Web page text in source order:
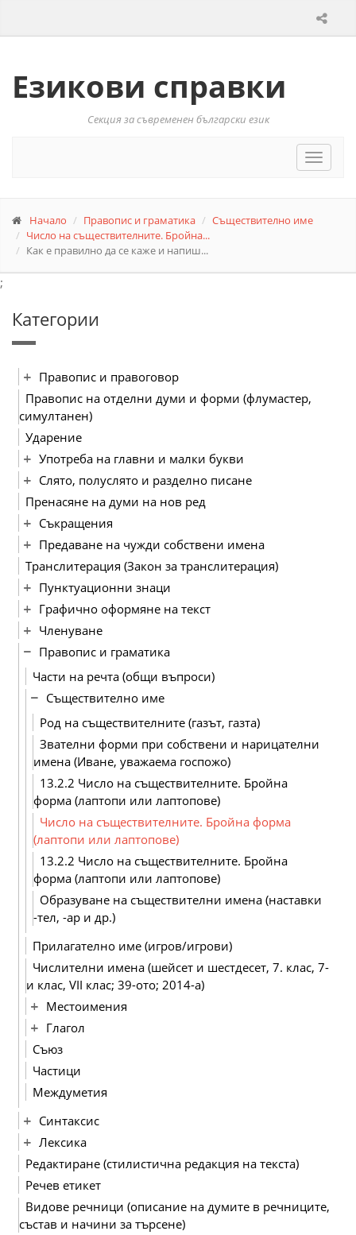
Езикови справки
Секция за съвременен български език
Toggle
Начало Правопис и граматика
Съществително име
Число на съществителните. Бройна...
Как е правилно да се каже и напиш...
;
Категории
Правопис и правоговор
Правопис на отделни думи и форми (флумастер,
симултанен)
Ударение
Употреба на главни и малки букви
Слято, полуслято и разделно писане
Пренасяне на думи на нов ред
Съкращения
Предаване на чужди собствени имена
Транслитерация (Закон за транслитерация)
Пунктуационни знаци
Графично оформяне на текст
Членуване
Правопис и граматика
Части на речта (общи въпроси)
Съществително име
Род на съществителните (газът, газта)
Звателни форми при собствени и нарицателни
имена (Иване, уважаема госпожо)
13.2.2 Число на съществителните. Бройна
форма (лаптопи или лаптопове)
Число на съществителните. Бройна форма
(лаптопи или лаптопове)
13.2.2 Число на съществителните. Бройна
форма (лаптопи или лаптопове)
Образуване на съществителни имена (наставки
-тел, -ар и др.)
Прилагателно име (игров/игрови)
Числителни имена (шейсет и шестдесет, 7. клас, 7-
и клас, VІІ клас; 39-ото; 2014-а)
Местоимения
Глагол
Съюз
Частици
Междуметия
Синтаксис
Лексика
Редактиране (стилистична редакция на текста)
Речев етикет
Видове речници (описание на думите в речниците,
състав и начини за търсене)